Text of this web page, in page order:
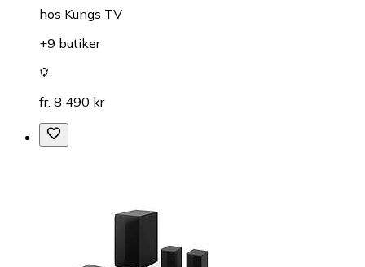
hos Kungs TV
+9 butiker
fr. 8 490 kr